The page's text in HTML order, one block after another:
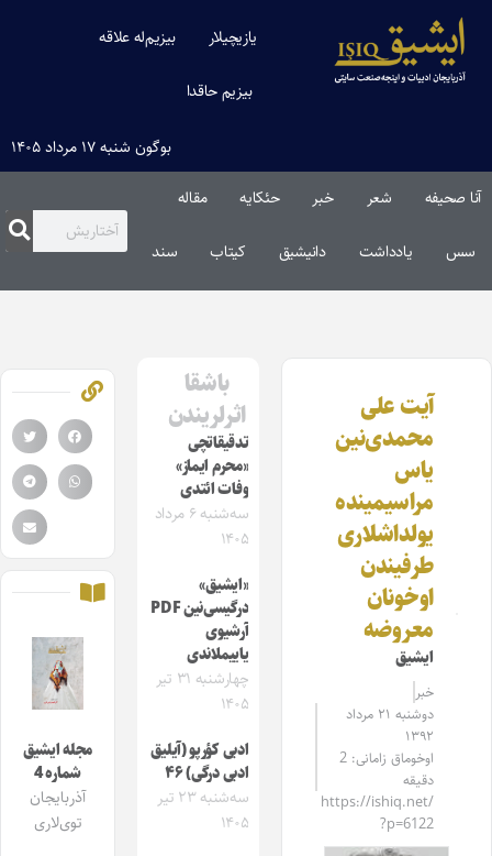
یازیچیلار بیزیم‌له علاقه
بیزیم حاقدا
بوگون شنبه ۱۷ مرداد ۱۴۰۵
آنا صحیفه شعر خبر حئکایه مقاله‌
سس یادداشت دانیشیق کیتاب سند
آیت علی
محمدی‌نین
یاس
مراسیمینده
یولداشلاری
طرفیندن
اوخونان
معروضه
ایشیق
خبر
دوشنبه ۲۱ مرداد
۱۳۹۲
اوخوماق زامانی: 2
دقیقه
https://ishiq.net/
?p=6122
باشقا
اثرلریندن
تدقیقاتچی
«محرم ایماز»
وفات ائتدی
سه‌شنبه ۶ مرداد
۱۴۰۵
«ایشیق»
درگیسی‌نین PDF
آرشیوی
یاییملاندی
چهارشنبه ۳۱ تیر
۱۴۰۵
ادبی کؤرپو (آیلیق
ادبی درگی) ۴۶
سه‌شنبه ۲۳ تیر
۱۴۰۵
مجله ایشیق
شماره 4
آذربایجان
توی‌لاری